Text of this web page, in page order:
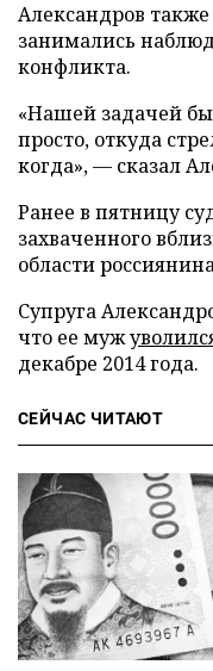
Александров
занимались
конфликта.
«Нашей задачей
просто, откуда
когда», — сказал
Ранее в пятницу
захваченного
области
Супруга
что ее муж
декабре 2014 года.
СЕЙЧАС ЧИТАЮТ